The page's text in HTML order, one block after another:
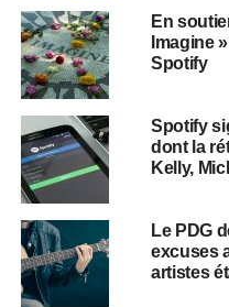
​​En
Imagine
Spotify
Spotify
dont la
Kelly,
Le PDG
excuses
artistes